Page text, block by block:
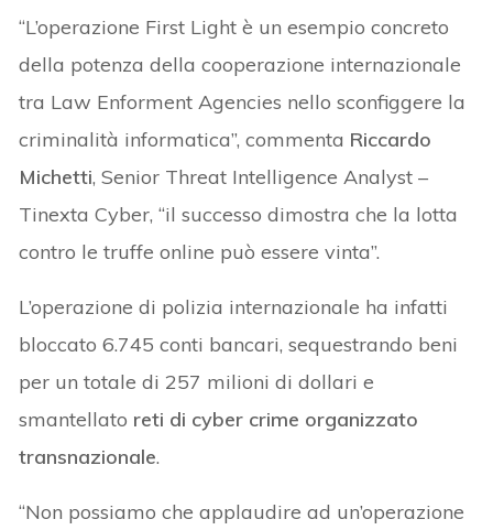
“L’operazione First Light è un esempio concreto
della potenza della cooperazione internazionale
tra Law Enforment Agencies nello sconfiggere la
criminalità informatica”, commenta Riccardo
Michetti, Senior Threat Intelligence Analyst –
Tinexta Cyber, “il successo dimostra che la lotta
contro le truffe online può essere vinta”.
L’operazione di polizia internazionale ha infatti
bloccato 6.745 conti bancari, sequestrando beni
per un totale di 257 milioni di dollari e
smantellato reti di cyber crime organizzato
transnazionale.
“Non possiamo che applaudire ad un’operazione